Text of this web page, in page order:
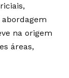
na origem
áreas,